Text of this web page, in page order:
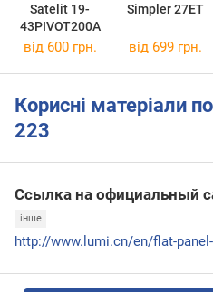
Satelit 19-
43PIVOT200A
Simpler 27ET
від 600 грн. від 699 грн.
Корисні матеріали
223
Ссылка на официальный
інше